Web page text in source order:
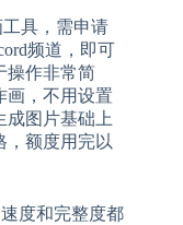
工具，需申请
频道，即可
操作非常简
画，不用设置
成图片基础上
，额度用完以
度和完整度都